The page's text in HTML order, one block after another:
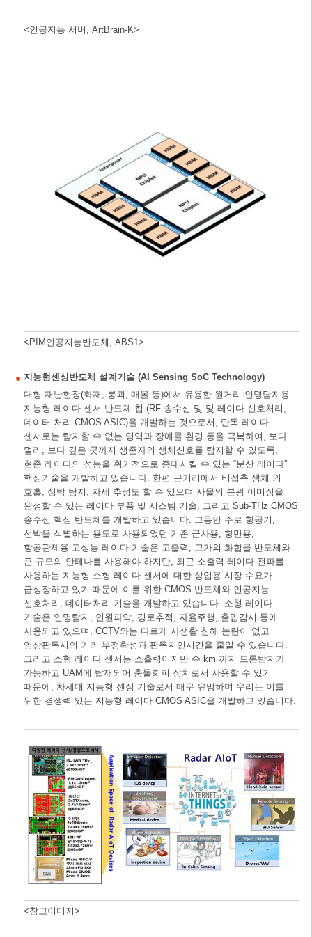
<인공지능 서버, ArtBrain-K>
<PIM인공지능반도체, ABS1>
지능형센싱반도체 설계기술 (AI Sensing SoC Technology)
대형 재난현장(화재, 붕괴, 매몰 등)에서 유용한 원거리 인명탐지용
지능형 레이다 센서 반도체 칩 (RF 송수신 및 및 레이다 신호처리,
데이터 처리 CMOS ASIC)을 개발하는 것으로서, 단독 레이다
센서로는 탐지할 수 없는 영역과 장애물 환경 등을 극복하여, 보다
멀리, 보다 깊은 곳까지 생존자의 생체신호를 탐지할 수 있도록,
현존 레이다의 성능을 획기적으로 증대시킬 수 있는 “분산 레이다”
핵심기술을 개발하고 있습니다. 한편 근거리에서 비접촉 생체 의
호흡, 심박 탐지, 자세 추정도 할 수 있으며 사물의 분광 이미징을
완성할 수 있는 레이다 부품 및 시스템 기술, 그리고 Sub-THz CMOS
송수신 핵심 반도체를 개발하고 있습니다. 그동안 주로 항공기,
선박을 식별하는 용도로 사용되었던 기존 군사용, 항만용,
항공관제용 고성능 레이다 기술은 고출력, 고가의 화합물 반도체와
큰 규모의 안테나를 사용해야 하지만, 최근 소출력 레이다 전파를
사용하는 지능형 소형 레이다 센서에 대한 상업용 시장 수요가
급성장하고 있기 때문에 이를 위한 CMOS 반도체와 인공지능
신호처리, 데이터처리 기술을 개발하고 있습니다. 소형 레이다
기술은 인명탐지, 인원파악, 경로추적, 자율주행, 출입감시 등에
사용되고 있으며, CCTV와는 다르게 사생활 침해 논란이 없고
영상판독시의 거리 부정확성과 판독지연시간을 줄일 수 있습니다.
그리고 소형 레이다 센서는 소출력이지만 수 km 까지 드론탐지가
가능하고 UAM에 탑재되어 충돌회피 장치로서 사용할 수 있기
때문에, 차세대 지능형 센싱 기술로서 매우 유망하며 우리는 이를
위한 경쟁력 있는 지능형 레이다 CMOS ASIC을 개발하고 있습니다.
<참고이미지>